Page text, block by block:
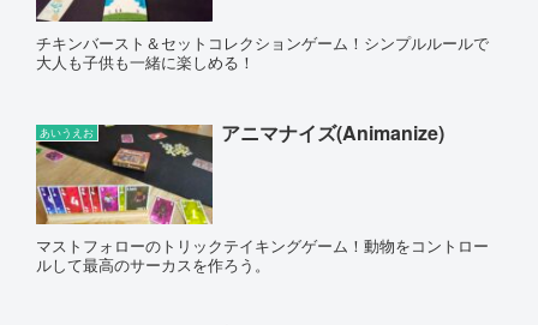
チキンバースト＆セットコレクションゲーム！シンプルルールで
大人も子供も一緒に楽しめる！
あいうえお アニマナイズ(Animanize)
マストフォローのトリックテイキングゲーム！動物をコントロー
ルして最高のサーカスを作ろう。